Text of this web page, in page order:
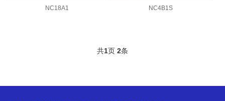
NC18A1 NC4B1S
共1页 2条